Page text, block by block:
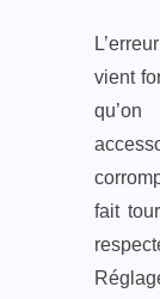
vient
fait